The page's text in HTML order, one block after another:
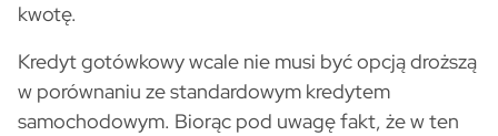
kwotę.
Kredyt gotówkowy wcale nie musi być opcją droższą
w porównaniu ze standardowym kredytem
samochodowym. Biorąc pod uwagę fakt, że w ten